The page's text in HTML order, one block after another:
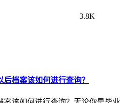
3.8K
档案该如何进行查询？